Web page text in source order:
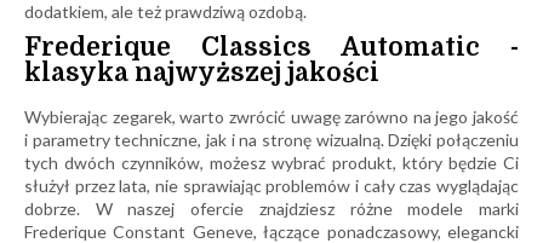
dodatkiem, ale też prawdziwą ozdobą.
Frederique Classics Automatic -
klasyka najwyższej jakości
Wybierając zegarek, warto zwrócić uwagę zarówno na jego jakość
i parametry techniczne, jak i na stronę wizualną. Dzięki połączeniu
tych dwóch czynników, możesz wybrać produkt, który będzie Ci
służył przez lata, nie sprawiając problemów i cały czas wyglądając
dobrze. W naszej ofercie znajdziesz różne modele marki
Frederique Constant Geneve, łączące ponadczasowy, elegancki